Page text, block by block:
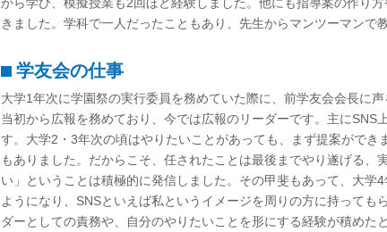
きました。学科で一人だったこともあり、先生からマンツーマンで
学友会の仕事
大学1年次に学園祭の実行委員を務めていた際に、前学友会会長に
当初から広報を務めており、今では広報のリーダーです。主にSNS
す。大学2・3年次の頃はやりたいことがあっても、まず提案ができ
もありました。だからこそ、任されたことは最後までやり遂げる、
い」ということは積極的に発信しました。その甲斐もあって、大学
ようになり、SNSといえば私というイメージを周りの方に持っても
ダーとしての責務や、自分のやりたいことを形にする経験が積めた